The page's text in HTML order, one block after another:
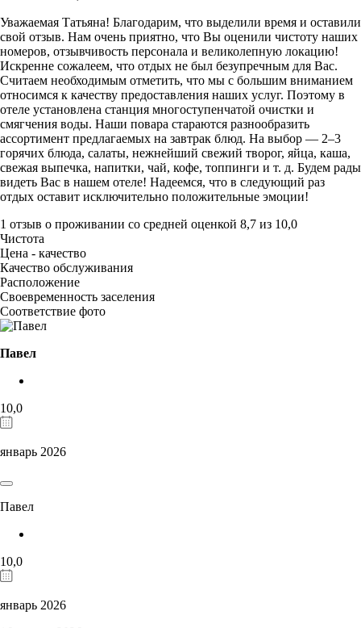
Уважаемая Татьяна! Благодарим, что выделили время и оставили
свой отзыв. Нам очень приятно, что Вы оценили чистоту наших
номеров, отзывчивость персонала и великолепную локацию!
Искренне сожалеем, что отдых не был безупречным для Вас.
Считаем необходимым отметить, что мы с большим вниманием
относимся к качеству предоставления наших услуг. Поэтому в
отеле установлена станция многоступенчатой очистки и
смягчения воды. Наши повара стараются разнообразить
ассортимент предлагаемых на завтрак блюд. На выбор — 2–3
горячих блюда, салаты, нежнейший свежий творог, яйца, каша,
свежая выпечка, напитки, чай, кофе, топпинги и т. д. Будем рады
видеть Вас в нашем отеле! Надеемся, что в следующий раз
отдых оставит исключительно положительные эмоции!
1 отзыв о проживании со средней оценкой 8,7 из 10,0
Чистота
Цена - качество
Качество обслуживания
Расположение
Своевременность заселения
Соответствие фото
Павел
10,0
январь 2026
Павел
10,0
январь 2026